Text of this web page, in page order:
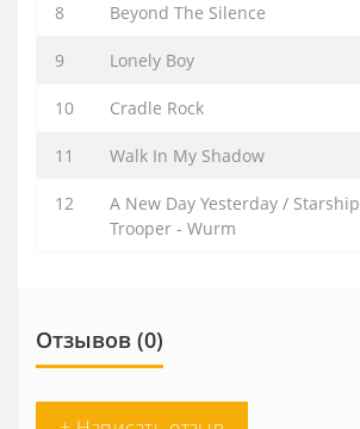
8 Beyond The Silence
9 Lonely Boy
10 Cradle Rock
11 Walk In My Shadow
12
A New Day Yesterday / Starship
Trooper - Wurm
Отзывов (0)